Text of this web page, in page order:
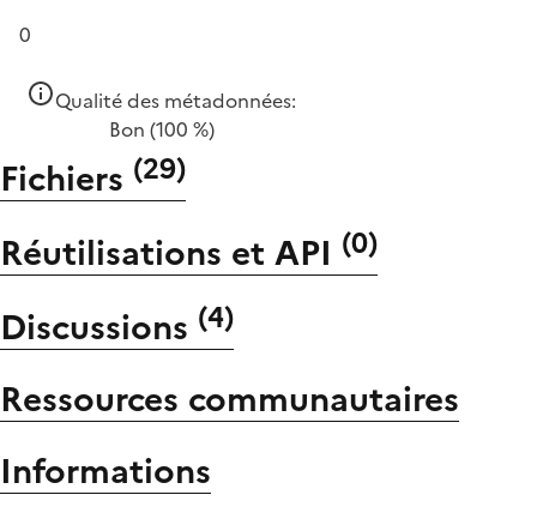
0
Qualité des métadonnées:
Bon (100 %)
Fichiers (29)
Réutilisations et API (0)
Discussions (4)
Ressources communautaires
Informations